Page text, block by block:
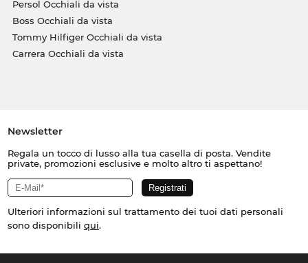
Persol Occhiali da vista
Boss Occhiali da vista
Tommy Hilfiger Occhiali da vista
Carrera Occhiali da vista
Newsletter
Regala un tocco di lusso alla tua casella di posta. Vendite
private, promozioni esclusive e molto altro ti aspettano!
Ulteriori informazioni sul trattamento dei tuoi dati personali
sono disponibili qui.